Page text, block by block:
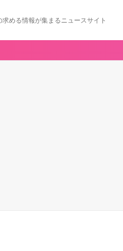
める情報が集まるニュースサイト